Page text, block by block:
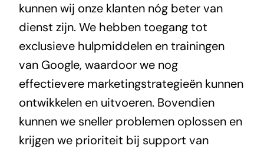
kunnen wij onze klanten nóg beter van
dienst zijn. We hebben toegang tot
exclusieve hulpmiddelen en trainingen
van Google, waardoor we nog
effectievere marketingstrategieën kunnen
ontwikkelen en uitvoeren. Bovendien
kunnen we sneller problemen oplossen en
krijgen we prioriteit bij support van